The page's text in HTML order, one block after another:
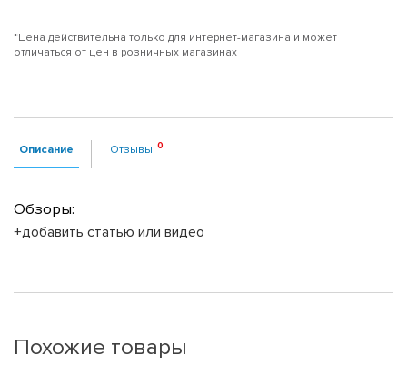
*Цена действительна только для интернет-магазина и может
отличаться от цен в розничных магазинах
Описание Отзывы
Обзоры:
+добавить статью или видео
Похожие товары